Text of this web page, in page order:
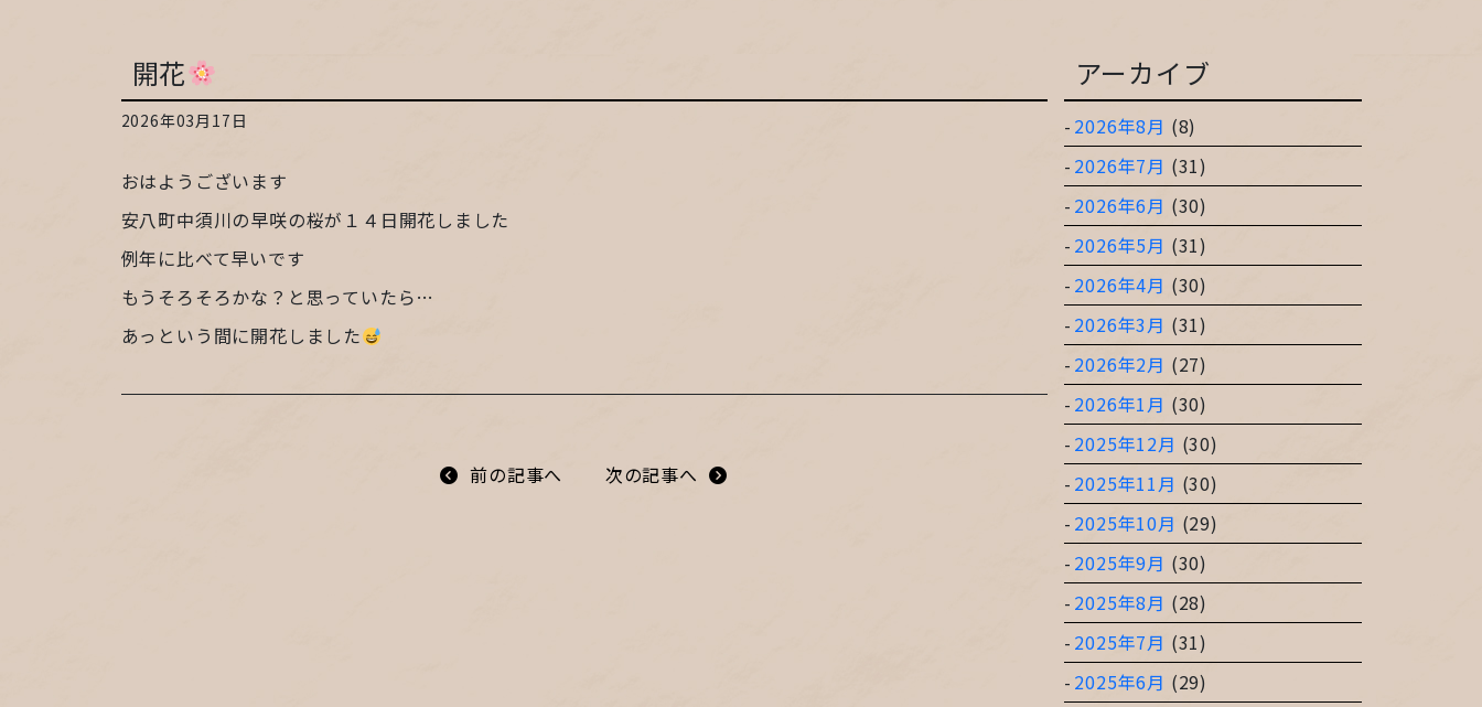
開花
2026年03月17日
おはようございます
安八町中須川の早咲の桜が１４日開花しました
例年に比べて早いです
もうそろそろかな？と思っていたら…
あっという間に開花しました
前の記事へ 次の記事へ
アーカイブ
2026年8月 (8)
2026年7月 (31)
2026年6月 (30)
2026年5月 (31)
2026年4月 (30)
2026年3月 (31)
2026年2月 (27)
2026年1月 (30)
2025年12月 (30)
2025年11月 (30)
2025年10月 (29)
2025年9月 (30)
2025年8月 (28)
2025年7月 (31)
2025年6月 (29)